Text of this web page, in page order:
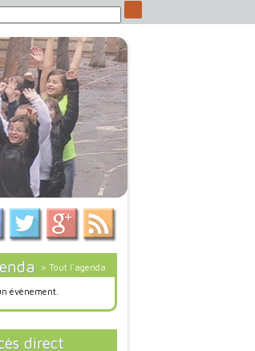
> Tout l'agenda
évènement.
direct